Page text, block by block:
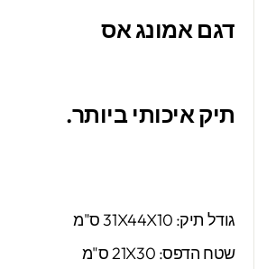
דגם אמונג אס
תיק איכותי ביותר.
גודל תיק: 31X44X10 ס"מ
שטח הדפס: 21X30 ס"מ